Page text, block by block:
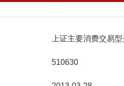
上证主要消费交易
510630